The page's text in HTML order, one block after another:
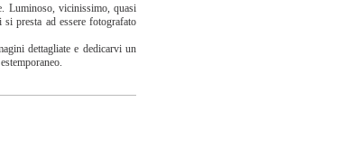
Luminoso, vicinissimo, quasi
presta ad essere fotografato
dettagliate e dedicarvi un